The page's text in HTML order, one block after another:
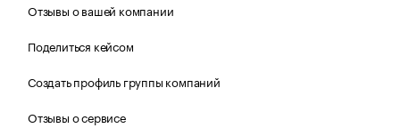
Отзывы о вашей компании
Поделиться кейсом
Создать профиль группы компаний
Отзывы о сервисе